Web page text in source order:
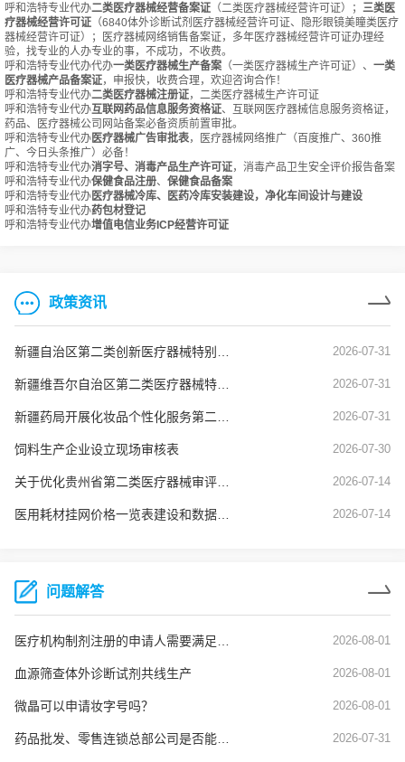
呼和浩特专业代办二类医疗器械经营备案证 （二类医疗器械经营许可证）； 三类医
疗器械经营许可证 （6840体外诊断试剂医疗器械经营许可证、隐形眼镜美瞳类医疗
器械经营许可证）；医疗器械网络销售备案证，多年医疗器械经营许可证办理经
验，找专业的人办专业的事，不成功，不收费。
呼和浩特专业代办代办一类医疗器械生产备案 （一类医疗器械生产许可证）、 一类
医疗器械产品备案证，申报快，收费合理，欢迎咨询合作！
呼和浩特专业代办二类医疗器械注册证，二类医疗器械生产许可证
呼和浩特专业代办互联网药品信息服务资格证、互联网医疗器械信息服务资格证，
药品、医疗器械公司网站备案必备资质前置审批。
呼和浩特专业代办医疗器械广告审批表，医疗器械网络推广（百度推广、360推
广、今日头条推广）必备！
呼和浩特专业代办消字号、消毒产品生产许可证，消毒产品卫生安全评价报告备案
呼和浩特专业代办保健食品注册、 保健食品备案
呼和浩特专业代办医疗器械冷库、医药冷库安装建设，净化车间设计与建设
呼和浩特专业代办药包材登记
呼和浩特专业代办增值电信业务ICP经营许可证
政策资讯
2026-07-31
2026-07-31
2026-07-31
饲料生产企业设立现场审核表 2026-07-30
2026-07-14
2026-07-14
问题解答
2026-08-01
血源筛查体外诊断试剂共线生产 2026-08-01
微晶可以申请妆字号吗？ 2026-08-01
2026-07-31